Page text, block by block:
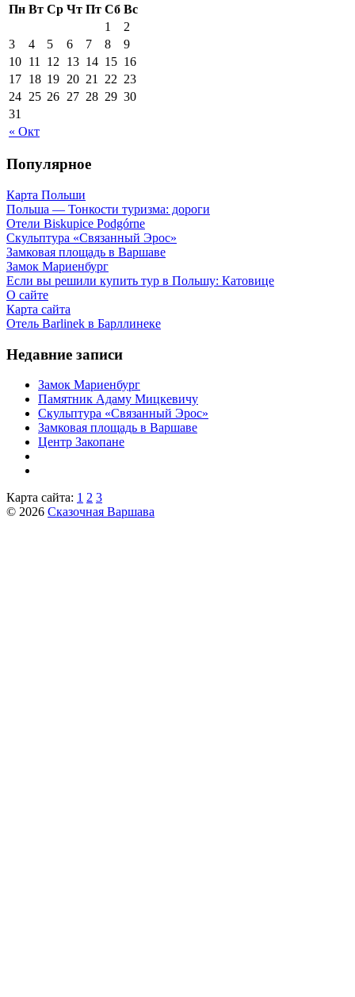
Пн Вт Ср Чт Пт Сб Вс
« Окт
1
2
3
4 5 6 7 8
9
10 11 12 13 14 15 16
17 18 19 20 21 22 23
24 25 26 27 28 29 30
31
Популярное
Карта Польши
Польша — Тонкости туризма: дороги
Отели Biskupice Podgórne
Скульптура «Связанный Эрос»
Замковая площадь в Варшаве
Замок Мариенбург
Если вы решили купить тур в Польшу: Катовице
О сайте
Карта сайта
Отель Barlinek в Барллинеке
Недавние записи
Замок Мариенбург
Памятник Адаму Мицкевичу
Скульптура «Связанный Эрос»
Замковая площадь в Варшаве
Центр Закопане
Карта сайта: 1 2 3
© 2026 Сказочная Варшава